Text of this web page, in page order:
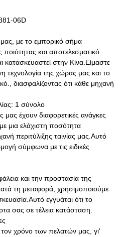
06D
μας, με το εμπορικό σήμα
και αποτελεσματικό
κατασκευαστεί στην Κίνα.Είμαστε
τεχνολογία της χώρας μας και το
διασφαλίζοντας ότι κάθε μηχανή
1 σύνολο
μας έχουν διαφορετικές ανάγκες
μια ελάχιστη ποσότητα
περιτύλιξης ταινίας μας.Αυτό
σύμφωνα με τις ειδικές
και την προστασία της
τη μεταφορά, χρησιμοποιούμε
εγγυάται ότι το
σας σε τέλεια κατάσταση.
χρόνο των πελατών μας, γι'